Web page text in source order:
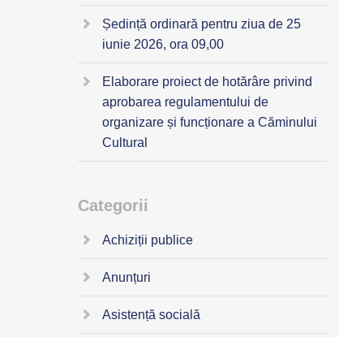
Ședință ordinară pentru ziua de 25
iunie 2026, ora 09,00
Elaborare proiect de hotărâre privind
aprobarea regulamentului de
organizare și funcționare a Căminului
Cultural
Categorii
Achiziții publice
Anunțuri
Asistență socială